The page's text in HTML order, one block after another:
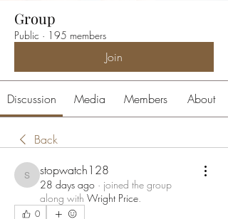
Group
Public · 195 members
Join
Discussion Media Members About
Back
stopwatch128
stopwatch128
28 days ago · joined the group
along with Wright Price.
0